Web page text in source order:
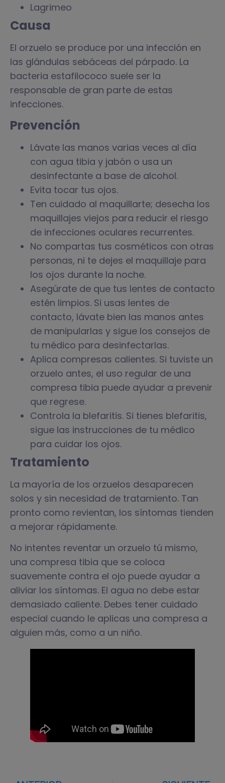
Lagrimeo
Causa
El orzuelo se produce por una infección en
las glándulas sebáceas del párpado. La
bacteria estafilococo suele ser la
responsable de gran parte de estas
infecciones.
Prevención
Lávate las manos varias veces al día
con agua tibia y jabón o usa un
desinfectante a base de alcohol.
Evita tocar tus ojos.
Ten cuidado al maquillarte; desecha los
maquillajes viejos para reducir el riesgo
de infecciones oculares recurrentes.
No compartas tus cosméticos con otras
personas, ni te dejes el maquillaje para
los ojos durante la noche.
Asegúrate de que tus lentes de contacto
estén limpios. Si usas lentes de
contacto, lávate bien las manos antes
de manipularlas y sigue los consejos de
tu médico para desinfectarlas.
Aplica compresas calientes. Si tuviste un
orzuelo antes, el uso regular de una
compresa tibia puede ayudar a prevenir
que regrese.
Controla la blefaritis. Si tienes blefaritis,
sigue las instrucciones de tu médico
para cuidar los ojos.
Tratamiento
La mayoría de los orzuelos desaparecen
solos y sin necesidad de tratamiento. Tan
pronto como revientan, los síntomas tienden
a mejorar rápidamente.
No intentes reventar un orzuelo tú mismo,
una compresa tibia que se coloca
suavemente contra el ojo puede ayudar a
aliviar los síntomas. El agua no debe estar
demasiado caliente. Debes tener cuidado
especial cuando le aplicas una compresa a
alguien más, como a un niño.